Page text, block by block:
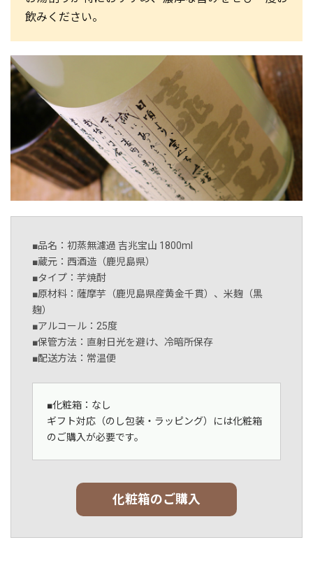
飲みください。
■品名：初蒸無濾過 吉兆宝山 1800ml
■蔵元：西酒造（鹿児島県）
■タイプ：芋焼酎
■原材料：薩摩芋（鹿児島県産黄金千貫）、米麹（黒
麹）
■アルコール：25度
■保管方法：直射日光を避け、冷暗所保存
■配送方法：常温便
■化粧箱：なし
ギフト対応（のし包装・ラッピング）には化粧箱
のご購入が必要です。
化粧箱のご購入